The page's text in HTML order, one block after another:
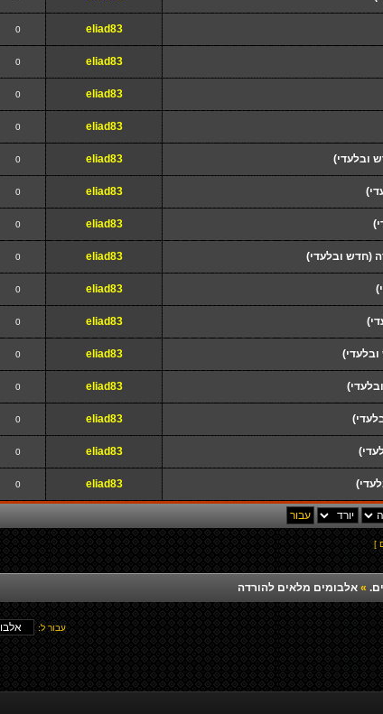
eliad83
0
eliad83
0
eliad83
0
eliad83
0
ובלעדי) eliad83
0
eliad83
0
eliad83
0
(חדש ובלעדי) eliad83
0
eliad83
0
eliad83
0
ובלעדי) eliad83
0
eliad83
0
eliad83
0
eliad83
0
eliad83
0
» אלבומים מלאים להורדה
עבור ל: